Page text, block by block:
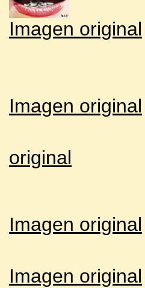
Imagen original
Imagen original
original
Imagen original
Imagen original